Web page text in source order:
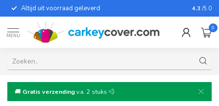
Altijd uit voorraad geleverd Voor
4.3 /5.0
MENU
0
🚚 Gratis verzendingv.a. 2 stuks 💨